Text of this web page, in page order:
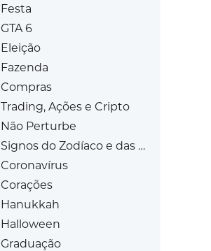
Festa
GTA 6
Eleição
Fazenda
Compras
Trading, Ações e Cripto
Não Perturbe
Signos do Zodíaco e das Estrelas
Coronavírus
Corações
Hanukkah
Halloween
Graduação